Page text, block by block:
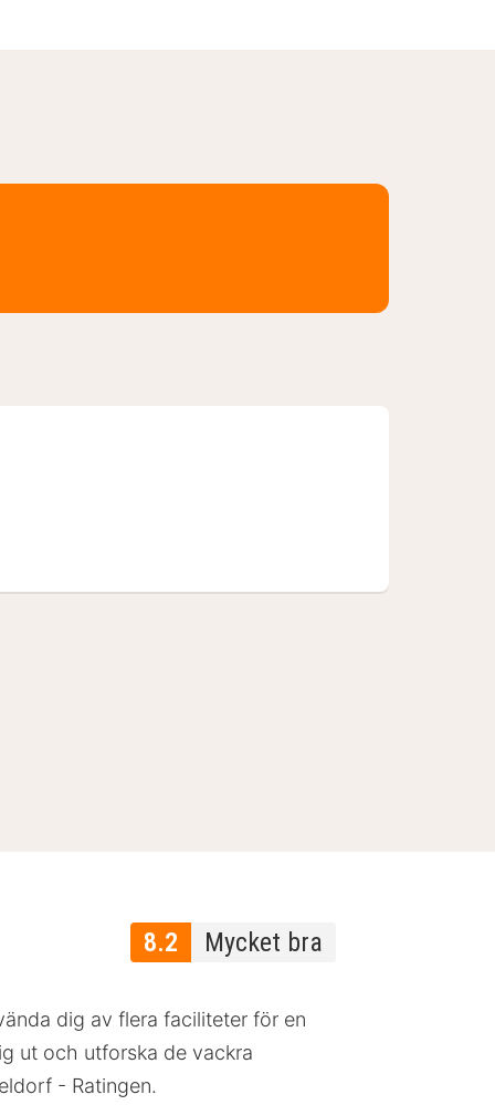
8.2 Mycket bra
dig av flera faciliteter för en
ut och utforska de vackra
- Ratingen.